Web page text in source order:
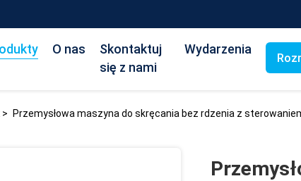
O nas
Skontaktuj
się z nami
Wydarzenia
> Przemysłowa maszyna do skręcania bez rdzenia z